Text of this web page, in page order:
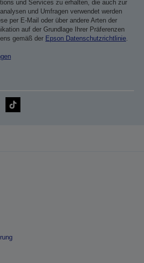
und Services zu erhalten, die auch zur
und Umfragen verwendet werden
per E-Mail oder über andere Arten der
auf der Grundlage Ihrer Präferenzen
gemäß der Epson Datenschutzrichtlinie.